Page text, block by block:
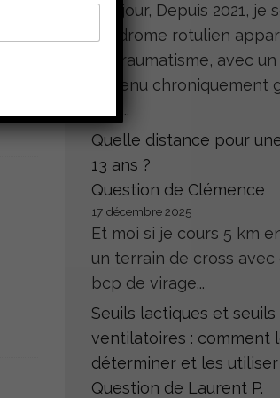
Bonjour, Depuis 2021, je
syndrome rotulien
un traumatisme, avec
devenu chroniquement
très...
Quelle distance pour
13 ans ?
Question de Clémence
17 décembre 2025
Et moi si je cours 5 km
un terrain de cross
bcp de virage...
Seuils lactiques et seuils
ventilatoires : comment
déterminer et les utiliser
Question de Laurent P.